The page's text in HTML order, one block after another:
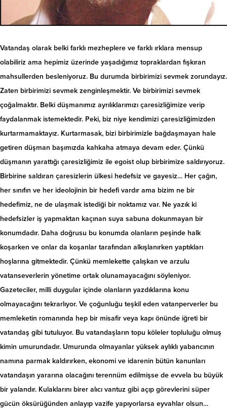
Vatandaş olarak belki farklı mezheplere ve farklı ırklara mensup
olabiliriz ama hepimiz üzerinde yaşadığımız topraklardan fışkıran
mahsullerden besleniyoruz. Bu durumda birbirimizi sevmek zorundayız.
Zaten birbirimizi sevmek zenginleşmektir. Ve birbirimizi sevmek
çoğalmaktır. Belki düşmanımız ayrılıklarımızı çaresizliğimize verip
faydalanmak istemektedir. Peki, biz niye kendimizi çaresizliğimizden
kurtarmamaktayız. Kurtarmasak, bizi birbirimizle bağdaşmayan hale
getiren düşman başımızda kahkaha atmaya devam eder. Çünkü
düşmanın yarattığı çaresizliğimiz ile egoist olup birbirimize saldırıyoruz.
Birbirine saldıran çaresizlerin ülkesi hedefsiz ve gayesiz… Her çağın,
her sınıfın ve her ideolojinin bir hedefi vardır ama bizim ne bir
hedefimiz, ne de ulaşmak istediği bir noktamız var. Ne yazık ki
hedefsizler iş yapmaktan kaçınan suya sabuna dokunmayan bir
konumdadır. Daha doğrusu bu konumda olanların peşinde halk
koşarken ve onlar da koşanlar tarafından alkışlanırken yaptıkları
hoşlarına gitmektedir. Çünkü memlekette çalışkan ve arzulu
vatanseverlerin yönetime ortak olunamayacağını söyleniyor.
Gazeteciler, milli duygular içinde olanların yazdıklarına konu
olmayacağını tekrarlıyor. Ve çoğunluğu teşkil eden vatanperverler bu
memleketin romanında hep bir misafir veya kapı önünde iğreti bir
vatandaş gibi tutuluyor. Bu vatandaşların topu köleler topluluğu olmuş
kimin umurundadır. Umurunda olmayanlar yüksek aylıklı yabancının
namına parmak kaldırırken, ekonomi ve idarenin bütün kanunları
vatandaşın yararına olacağını terennüm edilmişse de evvela bu büyük
bir yalandır. Kulaklarını birer alıcı vantuz gibi açıp görevlerini süper
gücün öksürüğünden anlayıp vazife yapıyorlarsa eyvahlar olsun…